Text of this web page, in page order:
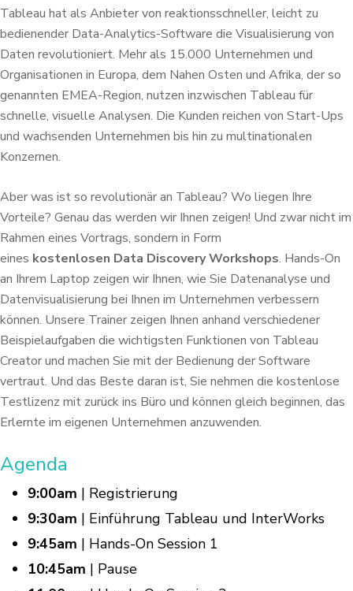
Tableau hat als Anbieter von reaktionsschneller, leicht zu
bedienender Data-Analytics-Software die Visualisierung von
Daten revolutioniert. Mehr als 15.000 Unternehmen und
Organisationen in Europa, dem Nahen Osten und Afrika, der so
genannten EMEA-Region, nutzen inzwischen Tableau für
schnelle, visuelle Analysen. Die Kunden reichen von Start-Ups
und wachsenden Unternehmen bis hin zu multinationalen
Konzernen.
Aber was ist so revolutionär an Tableau? Wo liegen Ihre
Vorteile? Genau das werden wir Ihnen zeigen! Und zwar nicht im
Rahmen eines Vortrags, sondern in Form
eines kostenlosen Data Discovery Workshops. Hands-On
an Ihrem Laptop zeigen wir Ihnen, wie Sie Datenanalyse und
Datenvisualisierung bei Ihnen im Unternehmen verbessern
können. Unsere Trainer zeigen Ihnen anhand verschiedener
Beispielaufgaben die wichtigsten Funktionen von Tableau
Creatorund machen Sie mit der Bedienung der Software
vertraut. Und das Beste daran ist, Sie nehmen die kostenlose
Testlizenz mit zurück ins Büro und können gleich beginnen, das
Erlernte im eigenen Unternehmen anzuwenden.
Agenda
9:00am | Registrierung
9:30am | Einführung Tableau und InterWorks
9:45am | Hands-On Session 1
10:45am | Pause